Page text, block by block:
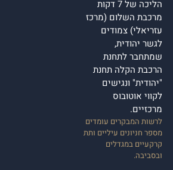
הליכה של 7 דקות
מרכבת השלום (מרכז
עזריאלי) צמודים
לגשר יהודית,
שמתחבר לתחנת
הרכבת הקלה תחנת
"יהודית" ונגישים
לקווי אוטובוס
מרכזיים.
לרשות המבקרים עומדים
מספר חניונים עיליים ותת
קרקעיים במגדלים
ובסביבה.